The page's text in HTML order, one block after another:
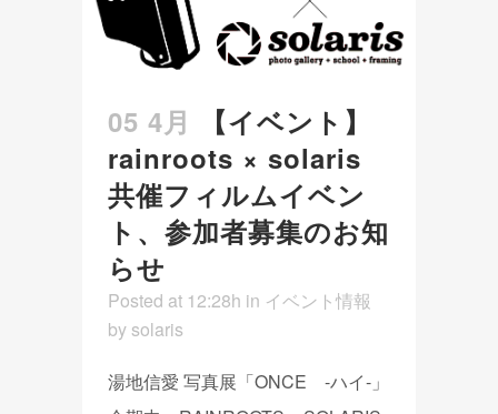
05 4月
【イベント】
rainroots × solaris
共催フィルムイベン
ト、参加者募集のお知
らせ
Posted at 12:28h in イベント情報
by solaris
湯地信愛 写真展「ONCE -ハイ-」